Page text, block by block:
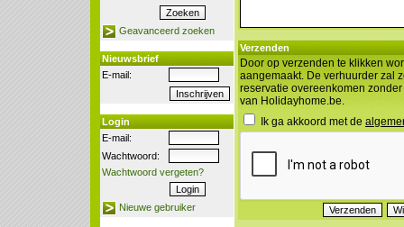
Geavanceerd zoeken
Nieuwsbrief
E-mail:
Login
E-mail:
Wachtwoord:
Wachtwoord vergeten?
Nieuwe gebruiker
Verzenden
Door op verzenden te klikken
aangemaakt. De verhuurder zal
reservatie overeenkomen
van Holidayhome.be.
Ik ga akkoord met de